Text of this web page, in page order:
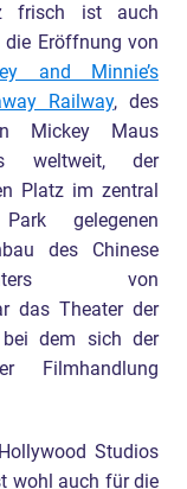
frisch ist auch
die Eröffnung von
and Minnie’s
Railway, des
Mickey Maus
weltweit, der
Platz im zentral
gelegenen
des Chinese
von
das Theater der
dem sich der
Filmhandlung
Studios
wohl auch für die